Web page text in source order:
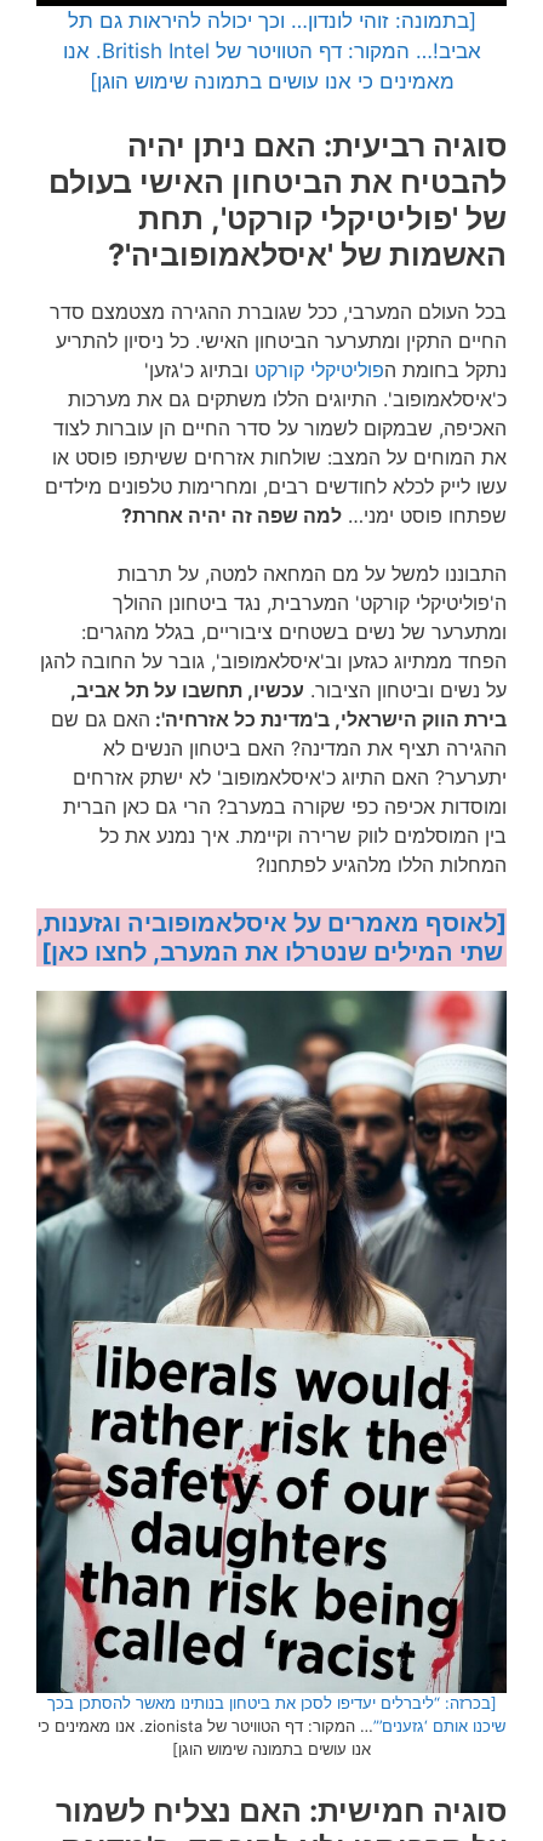
[בתמונה: זוהי לונדון… וכך יכולה להיראות גם תל
אביב!… המקור: דף הטוויטר של British Intel. אנו
מאמינים כי אנו עושים בתמונה שימוש הוגן]
סוגיה רביעית: האם ניתן יהיה
להבטיח את הביטחון האישי בעולם
של 'פוליטיקלי קורקט', תחת
האשמות של 'איסלאמופוביה'?
בכל העולם המערבי, ככל שגוברת ההגירה מצטמצם סדר
החיים התקין ומתערער הביטחון האישי. כל ניסיון להתריע
נתקל בחומת הפוליטיקלי קורקט ובתיוג כ'גזען'
כ'איסלאמופוב'. התיוגים הללו משתקים גם את מערכות
האכיפה, שבמקום לשמור על סדר החיים הן עוברות לצוד
את המוחים על המצב: שולחות אזרחים ששיתפו פוסט או
עשו לייק לכלא לחודשים רבים, ומחרימות טלפונים מילדים
שפתחו פוסט ימני… למה שפה זה יהיה אחרת?
התבוננו למשל על מם המחאה למטה, על תרבות
ה'פוליטיקלי קורקט' המערבית, נגד ביטחונן ההולך
ומתערער של נשים בשטחים ציבוריים, בגלל מהגרים:
הפחד ממתיוג כגזען וב'איסלאמופוב', גובר על החובה להגן
על נשים וביטחון הציבור. עכשיו, תחשבו על תל אביב,
בירת הווק הישראלי, ב'מדינת כל אזרחיה': האם גם שם
ההגירה תציף את המדינה? האם ביטחון הנשים לא
יתערער? האם התיוג כ'איסלאמופוב' לא ישתק אזרחים
ומוסדות אכיפה כפי שקורה במערב? הרי גם כאן הברית
בין המוסלמים לווק שרירה וקיימת. איך נמנע את כל
המחלות הללו מלהגיע לפתחנו?
[לאוסף מאמרים על איסלאמופוביה וגזענות,
שתי המילים שנטרלו את המערב, לחצו כאן]
[בכרזה: “ליברלים יעדיפו לסכן את ביטחון בנותינו מאשר להסתכן בכך
שיכנו אותם ‘גזענים’”
… המקור: דף הטוויטר של zionista. אנו מאמינים כי
אנו עושים בתמונה שימוש הוגן]
סוגיה חמישית: האם נצליח לשמור